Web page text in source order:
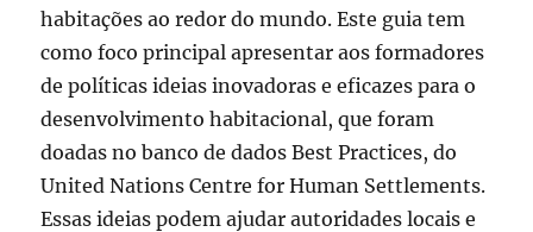
habitações ao redor do mundo. Este guia tem
como foco principal apresentar aos formadores
de políticas ideias inovadoras e eficazes para o
desenvolvimento habitacional, que foram
doadas no banco de dados Best Practices, do
United Nations Centre for Human Settlements.
Essas ideias podem ajudar autoridades locais e